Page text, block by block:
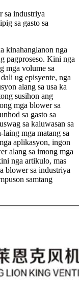
sa industriya
sa gasto sa
kinahanglanon nga
pagproseso. Kini nga
mga volume sa
ug episyente, nga
alang sa usa ka
susihon ang
mga blower sa
sa gasto sa
sa kaluwasan sa
mga matang sa
aplikasyon, ingon
alang sa imong mga
nga artikulo, mas
blower sa industriya
samtang